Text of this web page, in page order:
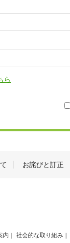
ら
お詫びと訂正
内 社会的な取り組み